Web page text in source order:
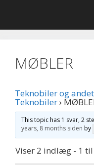
indhold
MØBLER
Teknobiler og
Teknobiler›
This topic has 1 svar, 2
years, 8 months siden by
Viser 2 indlæg - 1 til